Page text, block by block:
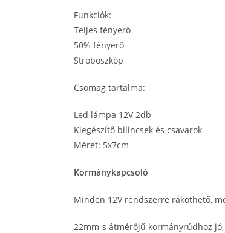
Funkciók:
Teljes fényerő
50% fényerő
Stroboszkóp
Csomag tartalma:
Led lámpa 12V 2db
Kiegészítő bilincsek és csavarok
Méret: 5x7cm
Kormánykapcsoló
Minden 12V rendszerre ráköthető,
22mm-s átmérőjű kormányrúdhoz